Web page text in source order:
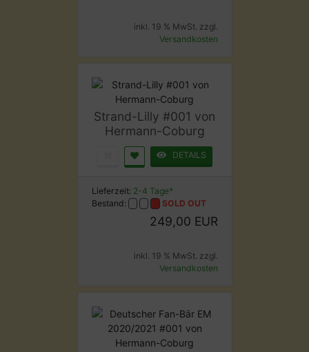
inkl. 19 % MwSt. zzgl.
Versandkosten
Strand-Lilly #001 von
Hermann-Coburg
DETAILS
Lieferzeit: 2-4 Tage*
Bestand:
SOLD OUT
249,00 EUR
inkl. 19 % MwSt. zzgl.
Versandkosten